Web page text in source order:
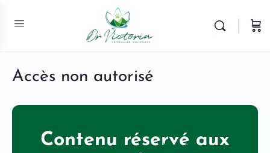
Accès non autorisé
Contenu réservé aux
Mot de passe oublié